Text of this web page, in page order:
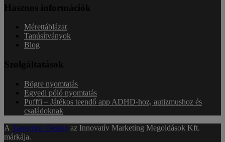
Hasznos információk
Mérettáblázat
Tanúsítványok
Blog
Szolgáltatások
Bögre nyomtatás
Egyedi póló nyomtatás
Pufffi – Játékos teendő app ADHD-hoz, autizmushoz és
családoknak
A Tangerine Design az Innovatív Marketing Megoldások Kft.
márkája.